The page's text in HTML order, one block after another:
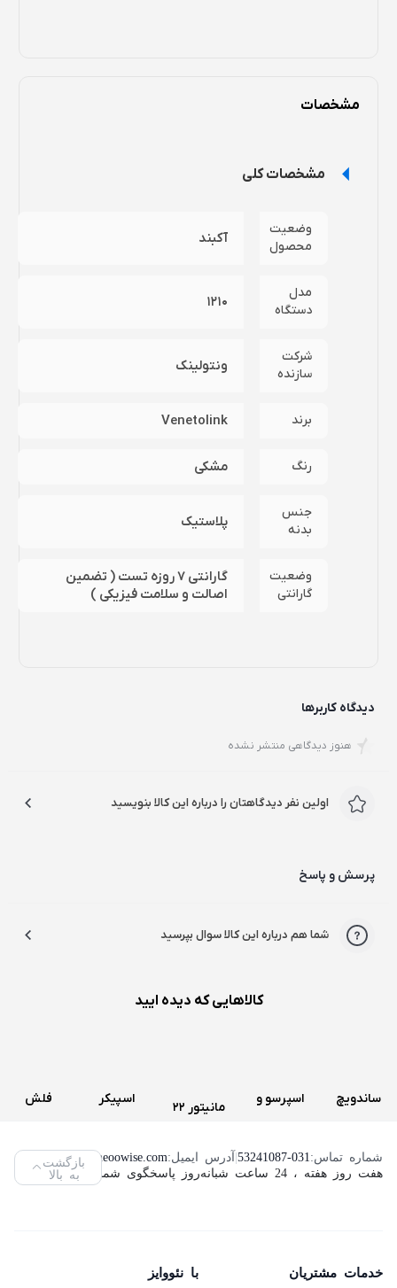
مشخصات
مشخصات کلی
وضعیت
محصول
آکبند
مدل
دستگاه
1210
شرکت
سازنده
ونتولینک
برند Venetolink
رنگ مشکی
جنس
بدنه
پلاستیک
وضعیت
گارانتی
گارانتی 7 روزه تست ( تضمین
اصالت و سلامت فیزیکی )
دیدگاه کاربرها
هنوز دیدگاهی منتشر نشده
اولین نفر دیدگاهتان را درباره این کالا بنویسید
پرسش و پاسخ
شما هم درباره این کالا سوال بپرسید
کالاهایی که دیده ایید
ساندویچ
ساز کنوود
مدل
اسپرسو و
دولچه
Genio 2
مانیتور 22
مدل
اسپیکر
تسکو
مدل TS
فلش
ویکومن
مدل
شماره تماس: 53241087-031
|آدرس ایمیل:info@neoowise.com
هفت روز هفته ، 24 ساعت شبانه‌روز پاسخگوی شما هستیم.
بازگشت
به بالا
خدمات مشتریان با نئووایز